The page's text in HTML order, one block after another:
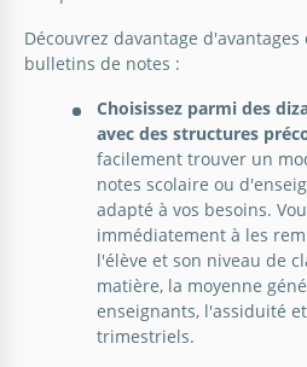
Rapport scolaire violet
Notre modèle de Bulletin
pour n'importe quel étudiant.
Google Docs
Découvrez davantage
bulletins de notes :
Choisissez parmi des
avec des structures
facilement trouver un
notes scolaire ou
adapté à vos besoins.
immédiatement à les
l'élève et son niveau de
matière, la moyenne
enseignants, l'assiduité
trimestriels.